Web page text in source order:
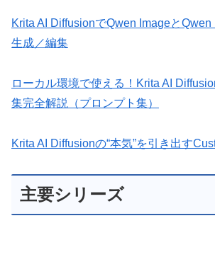
Krita AI DiffusionでQwen Imageと
生成／編集
ローカル環境で使える！Krita AI
集完全解説（プロンプト集）
Krita AI Diffusionの“本気”を引き出す
主要シリーズ